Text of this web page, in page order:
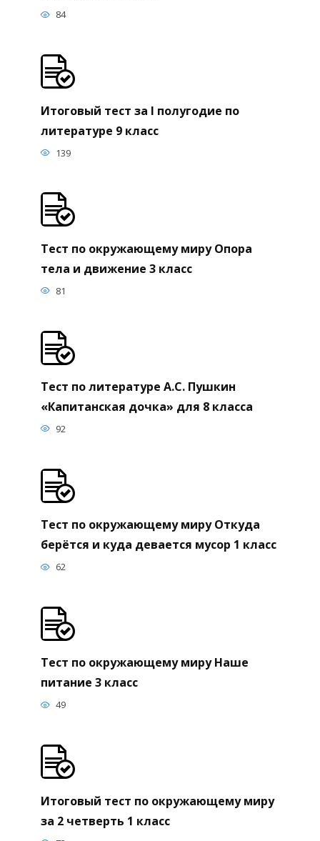
84
Итоговый тест за I полугодие по
литературе 9 класс
139
Тест по окружающему миру Опора
тела и движение 3 класс
81
Тест по литературе А.С. Пушкин
«Капитанская дочка» для 8 класса
92
Тест по окружающему миру Откуда
берётся и куда девается мусор 1 класс
62
Тест по окружающему миру Наше
питание 3 класс
49
Итоговый тест по окружающему миру
за 2 четверть 1 класс